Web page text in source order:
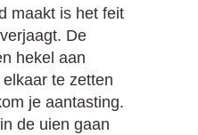
maakt is het feit
De
hekel aan
te zetten
je aantasting.
de uien gaan